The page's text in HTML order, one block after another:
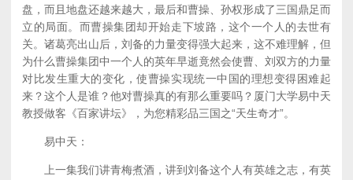
盘，而且地盘还越来越大，最后和曹操、孙权形成了三国鼎足而
立的局面。而曹操集团却开始走下坡路，这个一个人的去世有
关。诸葛亮出山后，刘备的力量变得强大起来，这不难理解，但
为什么曹操集团中一个人的英年早逝竟然会使曹、刘双方的力量
对比发生重大的变化，使曹操实现统一中国的理想变得困难起
来？这个人是谁？他对曹操真的有那么重要吗？厦门大学易中天
教授做客《百家讲坛》，为您精彩品三国之“天生奇才”。
易中天：
上一集我们讲青梅煮酒，讲到刘备这个人有英雄之志，有英